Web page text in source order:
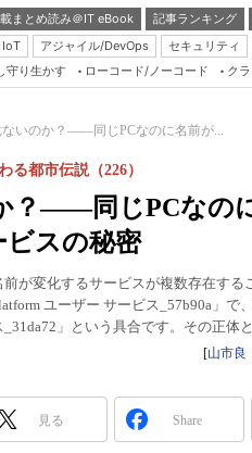
まとめ読み＠IT eBook 記事ランキング
IoT アジャイル/DevOps セキュリティ
守り生かす ローコード/ノーコード ク
ないのか？――同じPCなのに名前が...
？――同じPCなの
ビスの秘密
る都市伝説（226）
が変化するサービスが複数存在する
ユーザー サービス_57b90a」で
_31da72」という具合です。その正体
[山市良
見る Share